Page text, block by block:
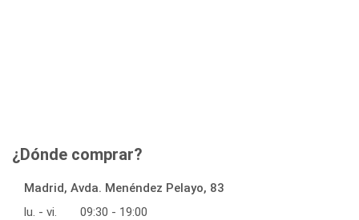
¿Dónde comprar?
Madrid, Avda. Menéndez Pelayo, 83
lu. - vi.
09:30 - 19:00